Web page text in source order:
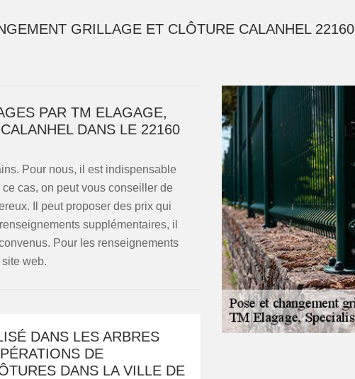
GRILLAGE ET CLÔTURE CALANHEL 22160
PAR TM ELAGAGE,
DANS LE 22160
Pour nous, il est indispensable
cas, on peut vous conseiller de
Il peut proposer des prix qui
supplémentaires, il
Pour les renseignements
web.
DANS LES ARBRES
DE
DANS LA VILLE DE